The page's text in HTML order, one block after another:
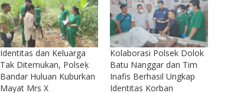
Identitas dan Keluarga
Tak Ditemukan, Polseķ
Bandar Huluan Kuburkan
Mayat Mrs X
Kolaborasi Polsek Dolok
Batu Nanggar dan Tim
Inafis Berhasil Ungkap
Identitas Korban